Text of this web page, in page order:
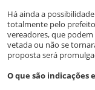
Há ainda a
totalmente pelo
vereadores, que
vetada ou não se
proposta será
O que são indicações